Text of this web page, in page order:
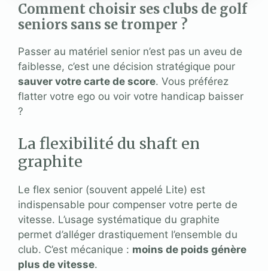
Comment choisir ses clubs de golf
seniors sans se tromper ?
Passer au matériel senior n’est pas un aveu de
faiblesse, c’est une décision stratégique pour
sauver votre carte de score. Vous préférez
flatter votre ego ou voir votre handicap baisser
?
La flexibilité du shaft en
graphite
Le flex senior (souvent appelé Lite) est
indispensable pour compenser votre perte de
vitesse. L’usage systématique du graphite
permet d’alléger drastiquement l’ensemble du
club. C’est mécanique : moins de poids génère
plus de vitesse.